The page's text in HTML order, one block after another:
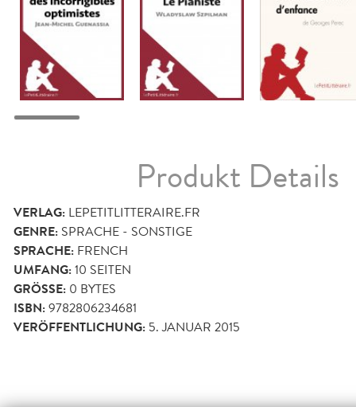
Produkt Details
VERLAG: LEPETITLITTERAIRE.FR
GENRE: SPRACHE - SONSTIGE
SPRACHE: FRENCH
UMFANG:10 SEITEN
GRÖSSE: 0 BYTES
ISBN:9782806234681
VERÖFFENTLICHUNG: 5. JANUAR 2015